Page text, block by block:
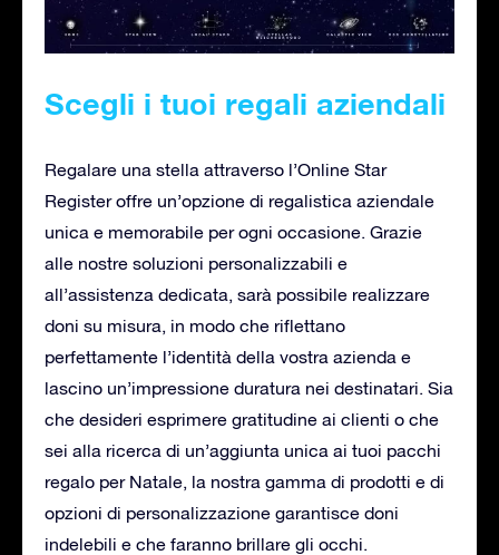
Scegli i tuoi regali aziendali
Regalare una stella attraverso l’Online Star
Register offre un’opzione di regalistica aziendale
unica e memorabile per ogni occasione. Grazie
alle nostre soluzioni personalizzabili e
all’assistenza dedicata, sarà possibile realizzare
doni su misura, in modo che riflettano
perfettamente l’identità della vostra azienda e
lascino un’impressione duratura nei destinatari. Sia
che desideri esprimere gratitudine ai clienti o che
sei alla ricerca di un’aggiunta unica ai tuoi pacchi
regalo per Natale, la nostra gamma di prodotti e di
opzioni di personalizzazione garantisce doni
indelebili e che faranno brillare gli occhi.